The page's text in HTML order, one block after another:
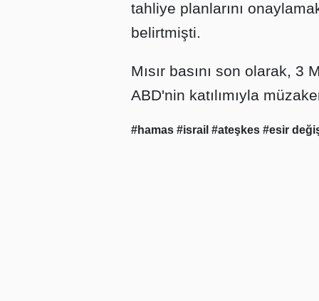
tahliye planlarını
belirtmişti.
Mısır basını son olarak, 3
ABD'nin katılımıyla
#hamas #israil #ateşkes #esir